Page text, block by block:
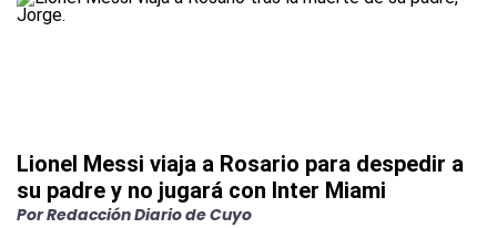
Lionel Messi viaja a Rosario para despedir a
su padre y no jugará con Inter Miami
PorRedacción Diario de Cuyo